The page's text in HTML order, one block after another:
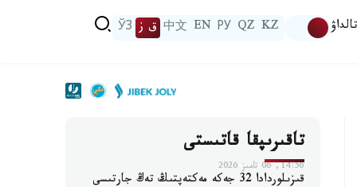
تالداۋ KZ
QZ
РУ
EN
中文 ق ز ЎЗ
تاقىرىپقا قاتىستى
14:56, 06 تامىز 2026
قىزىلوردادا 32 جەكە مەكتەپتىڭ تەڭ جارتىسى